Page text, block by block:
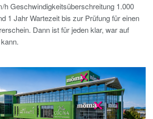
h Geschwindigkeitsüberschreitung 1.000
1 Jahr Wartezeit bis zur Prüfung für einen
Dann ist für jeden klar, war auf